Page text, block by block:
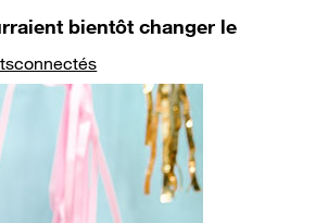
bientôt changer le